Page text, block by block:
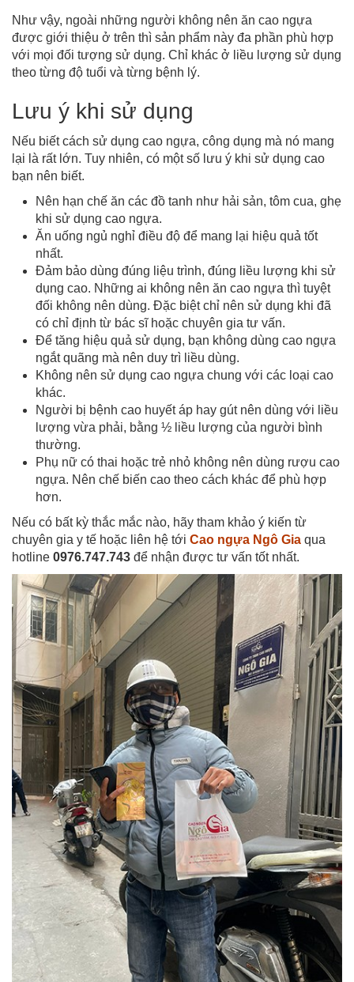
Như vậy, ngoài những người không nên ăn cao ngựa
được giới thiệu ở trên thì sản phẩm này đa phần phù hợp
với mọi đối tượng sử dụng. Chỉ khác ở liều lượng sử dụng
theo từng độ tuổi và từng bệnh lý.
Lưu ý khi sử dụng
Nếu biết cách sử dụng cao ngựa, công dụng mà nó mang
lại là rất lớn. Tuy nhiên, có một số lưu ý khi sử dụng cao
bạn nên biết.
Nên hạn chế ăn các đồ tanh như hải sản, tôm cua, ghẹ
khi sử dụng cao ngựa.
Ăn uống ngủ nghỉ điều độ để mang lại hiệu quả tốt
nhất.
Đảm bảo dùng đúng liệu trình, đúng liều lượng khi sử
dụng cao. Những ai không nên ăn cao ngựa thì tuyệt
đối không nên dùng. Đặc biệt chỉ nên sử dụng khi đã
có chỉ định từ bác sĩ hoặc chuyên gia tư vấn.
Để tăng hiệu quả sử dụng, bạn không dùng cao ngựa
ngắt quãng mà nên duy trì liều dùng.
Không nên sử dụng cao ngựa chung với các loại cao
khác.
Người bị bệnh cao huyết áp hay gút nên dùng với liều
lượng vừa phải, bằng ½ liều lượng của người bình
thường.
Phụ nữ có thai hoặc trẻ nhỏ không nên dùng rượu cao
ngựa. Nên chế biến cao theo cách khác để phù hợp
hơn.
Nếu có bất kỳ thắc mắc nào, hãy tham khảo ý kiến từ
chuyên gia y tế hoặc liên hệ tới Cao ngựa Ngô Gia qua
hotline 0976.747.743 để nhận được tư vấn tốt nhất.